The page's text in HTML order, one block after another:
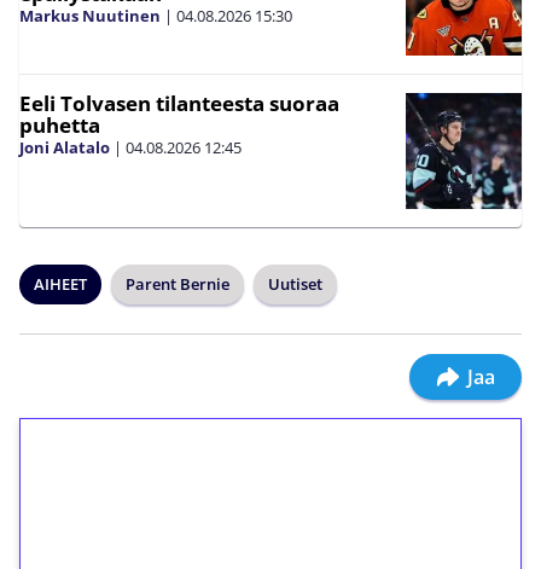
Markus Nuutinen | 04.08.2026 15:30
Eeli Tolvasen tilanteesta suoraa
puhetta
Joni Alatalo | 04.08.2026 12:45
AIHEET Parent Bernie Uutiset
Jaa